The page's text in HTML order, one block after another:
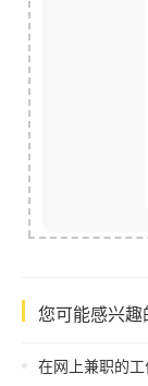
您可能感兴趣
在网上兼职的工作有哪些，有什